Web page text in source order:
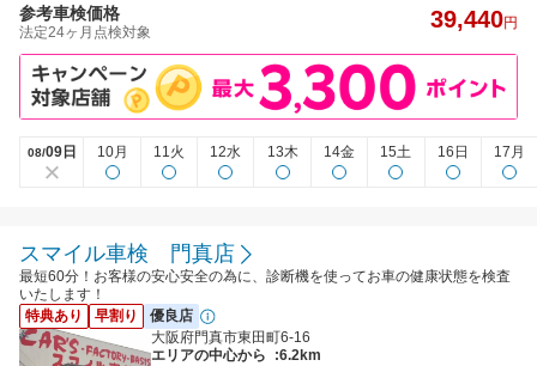
参考車検価格
法定24ヶ月点検対象 39,440円
08/09日 10月 11火 12水 13木 14金 15土 16日 17月
スマイル車検 門真店
最短60分！お客様の安心安全の為に、診断機を使ってお車の健康状態を検査
いたします！
特典あり
早割り
優良店
大阪府門真市東田町6-16
エリアの中心から
:6.2km